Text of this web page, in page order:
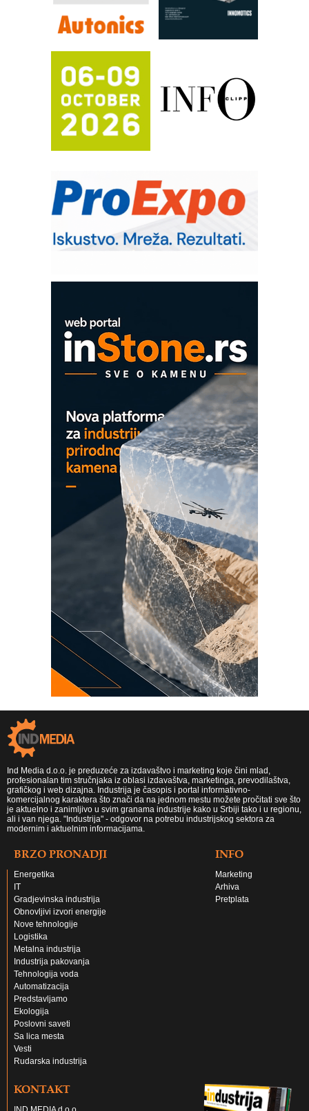
mrežnog pretvarača sa tečnim
hlađenjem
Trajna oznaka kao dugoročna korist
Bezbednost na prvom mestu!
IB BLUMENAUER - više od 40 godina
poverenja u industriji
COMBYPACK
– Pametna signalizacija za efikasnije
upravljanje mašinama
Sigurnije ispitivanje transformatora u
solarnim elektranama i vetroparkovima
Pranje točkova na gradilištu- standard
ROSA i SCHUNK podižu proizvodnju
Detekcija različitih oblika
MAREX - Lim i mašine za savremena
rešenja
Marcom-plast d.o.o.- vaš pouzdan
CTO - Prilagodite svoju toplinsku
obradu!
Ind Media d.o.o. je preduzeće za izdavaštvo i marketing koje čini mlad,
profesionalan tim stručnjaka iz oblasi izdavaštva, marketinga, prevodilaštva,
grafičkog i web dizajna. Industrija je časopis i portal informativno-
komercijalnog karaktera što znači da na jednom mestu možete pročitati sve što
je aktuelno i zanimljivo u svim granama industrije kako u Srbiji tako i u regionu,
ali i van njega. "Industrija" - odgovor na potrebu industrijskog sektora za
modernim i aktuelnim informacijama.
BRZO PRONADJI
Energetika
IT
Gradjevinska industrija
Obnovljivi izvori energije
Nove tehnologije
Logistika
Metalna industrija
Industrija pakovanja
Tehnologija voda
Automatizacija
Predstavljamo
Ekologija
Poslovni saveti
Sa lica mesta
Vesti
Rudarska industrija
INFO
Marketing
Arhiva
Pretplata
KONTAKT